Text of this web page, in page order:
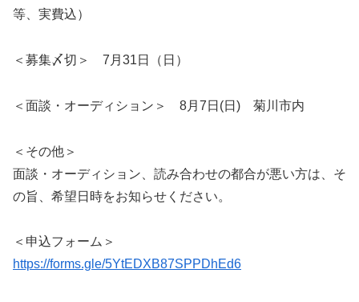
等、実費込）
＜募集〆切＞ 7月31日（日）
＜面談・オーディション＞ 8月7日(日) 菊川市内
＜その他＞
面談・オーディション、読み合わせの都合が悪い方は、そ
の旨、希望日時をお知らせください。
＜申込フォーム＞
https://forms.gle/5YtEDXB87SPPDhEd6